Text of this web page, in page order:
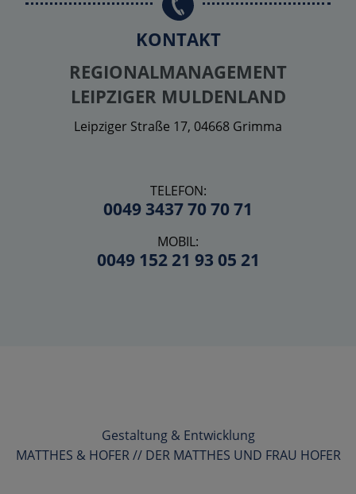
KONTAKT
REGIONALMANAGEMENT
LEIPZIGER MULDENLAND
Leipziger Straße 17, 04668 Grimma
TELEFON:
0049 3437 70 70 71
MOBIL:
0049 152 21 93 05 21
Gestaltung & Entwicklung
MATTHES & HOFER // DER MATTHES UND FRAU HOFER